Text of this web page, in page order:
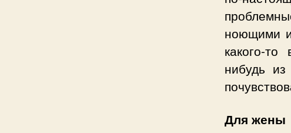
ноющими
какого-
нибудь
Для жены